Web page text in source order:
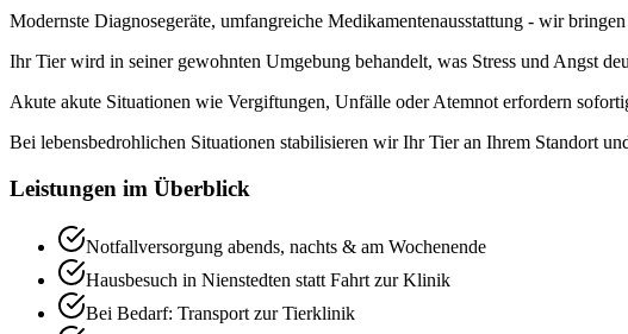
Modernste Diagnosegeräte, umfangreiche Medikamentenausstattung - wir
Ihr Tier wird in seiner gewohnten Umgebung behandelt, was Stress und Angst
Akute akute Situationen wie Vergiftungen, Unfälle oder Atemnot erfordern
Bei lebensbedrohlichen Situationen stabilisieren wir Ihr Tier an Ihrem Standort
Leistungen im Überblick
Notfallversorgung abends, nachts & am Wochenende
Hausbesuch in Nienstedten statt Fahrt zur Klinik
Bei Bedarf: Transport zur Tierklinik